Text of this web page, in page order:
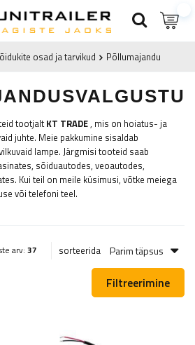
osad ja tarvikud Põllumajanduslikud
tootjaltKT TRADE, mis on hoiatus- ja
juhte. Meie pakkumine sisaldab
lampe. Järgmisi tooteid saab
sõiduautodes, veoautodes,
Kui teil on meile küsimusi, võtke meiega
või telefoni teel.
arv: 37 sorteerida Parim täpsus
Filtreerimine